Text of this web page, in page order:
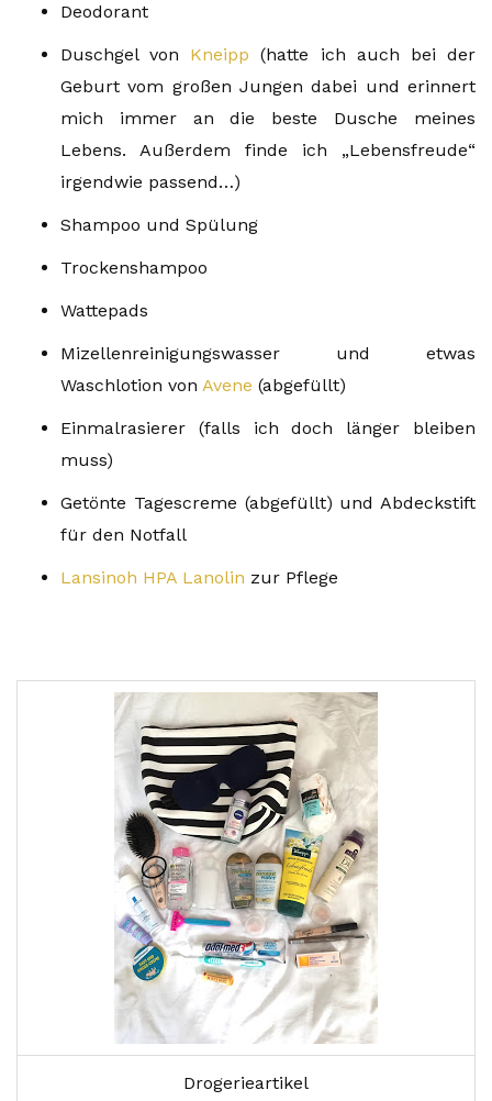
Deodorant
Duschgel von Kneipp (hatte ich auch bei der
Geburt vom großen Jungen dabei und erinnert
mich immer an die beste Dusche meines
Lebens. Außerdem finde ich „Lebensfreude“
irgendwie passend…)
Shampoo und Spülung
Trockenshampoo
Wattepads
Mizellenreinigungswasser und etwas
Waschlotion von Avene (abgefüllt)
Einmalrasierer (falls ich doch länger bleiben
muss)
Getönte Tagescreme (abgefüllt) und Abdeckstift
für den Notfall
Lansinoh HPA Lanolin zur Pflege
Drogerieartikel